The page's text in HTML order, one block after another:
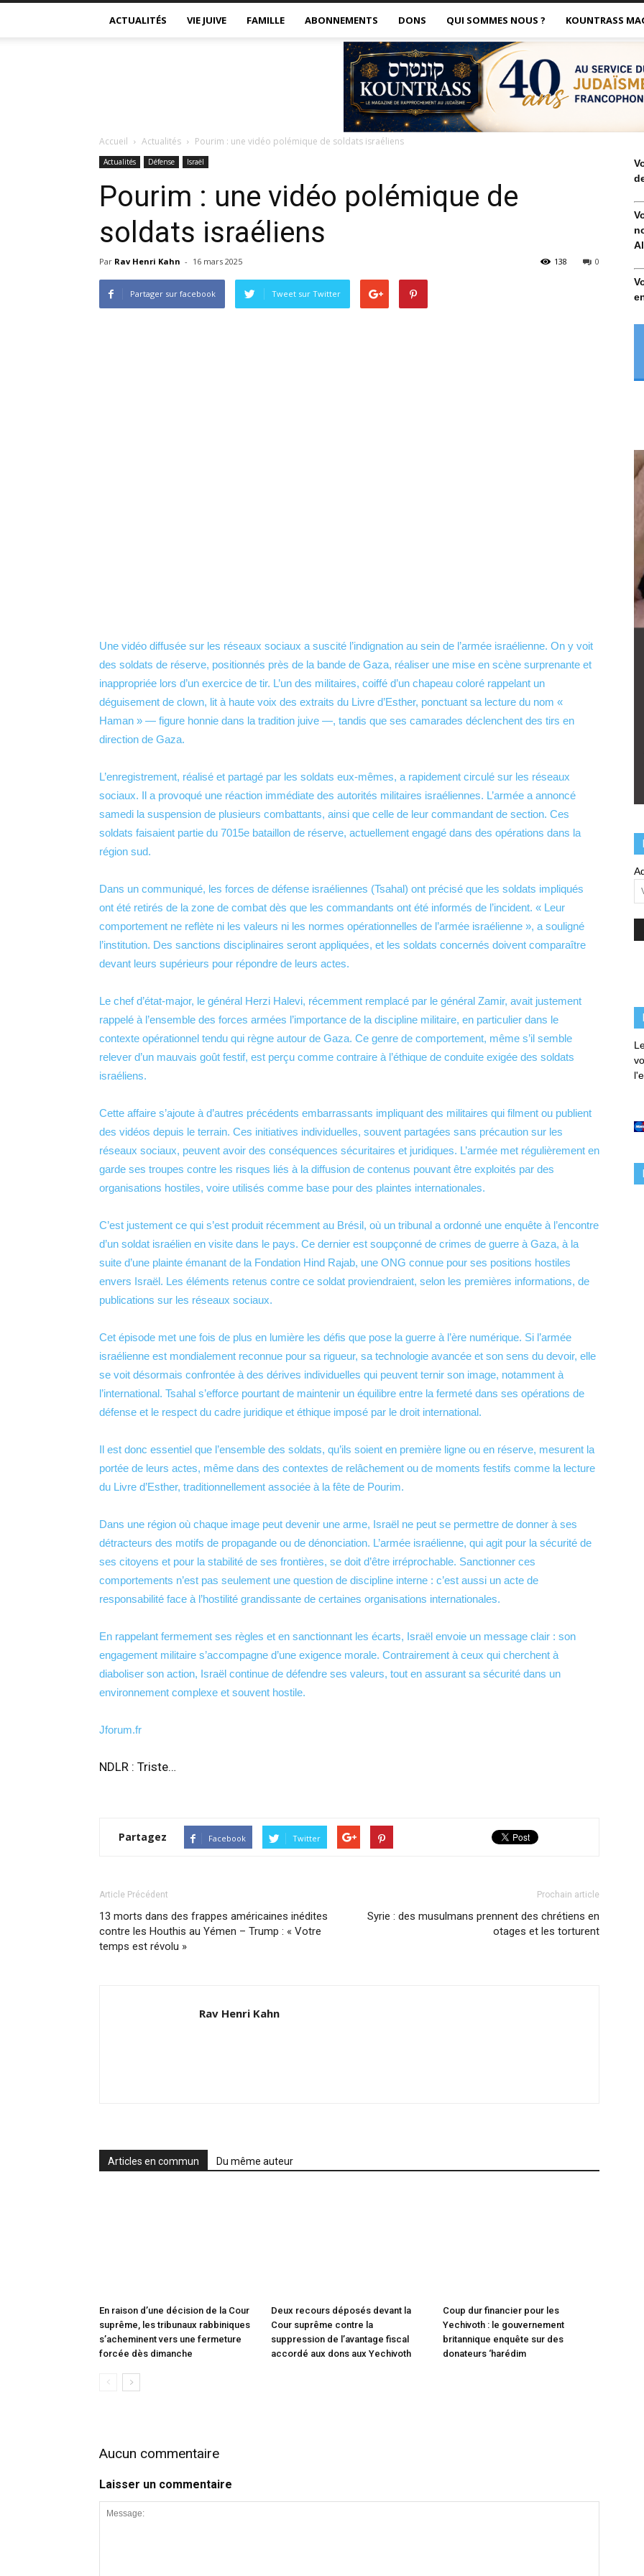
ACTUALITÉS VIE JUIVE FAMILLE ABONNEMENTS DONS QUI SOMMES NOUS ? KOUNTRASS
Accueil Actualités Pourim : une vidéo polémique de soldats israéliens
Actualités Défense Israël
Pourim : une vidéo polémique de
soldats israéliens
Par Rav Henri Kahn - 16 mars 2025 0
138
Partager sur facebook Tweet sur Twitter
Une vidéo diffusée sur les réseaux sociaux a suscité l’indignation au sein de l’armée israélienne. On y voit
des soldats de réserve, positionnés près de la bande de Gaza, réaliser une mise en scène surprenante et
inappropriée lors d’un exercice de tir. L’un des militaires, coiffé d’un chapeau coloré rappelant un
déguisement de clown, lit à haute voix des extraits du Livre d’Esther, ponctuant sa lecture du nom «
Haman » — figure honnie dans la tradition juive —, tandis que ses camarades déclenchent des tirs en
direction de Gaza.
L’enregistrement, réalisé et partagé par les soldats eux-mêmes, a rapidement circulé sur les réseaux
sociaux. Il a provoqué une réaction immédiate des autorités militaires israéliennes. L’armée a annoncé
samedi la suspension de plusieurs combattants, ainsi que celle de leur commandant de section. Ces
soldats faisaient partie du 7015e bataillon de réserve, actuellement engagé dans des opérations dans la
région sud.
Dans un communiqué, les forces de défense israéliennes (Tsahal) ont précisé que les soldats impliqués
ont été retirés de la zone de combat dès que les commandants ont été informés de l’incident. « Leur
comportement ne reflète ni les valeurs ni les normes opérationnelles de l’armée israélienne », a souligné
l’institution. Des sanctions disciplinaires seront appliquées, et les soldats concernés doivent comparaître
devant leurs supérieurs pour répondre de leurs actes.
Le chef d’état-major, le général Herzi Halevi, récemment remplacé par le général Zamir, avait justement
rappelé à l’ensemble des forces armées l’importance de la discipline militaire, en particulier dans le
contexte opérationnel tendu qui règne autour de Gaza. Ce genre de comportement, même s’il semble
relever d’un mauvais goût festif, est perçu comme contraire à l’éthique de conduite exigée des soldats
israéliens.
Cette affaire s’ajoute à d’autres précédents embarrassants impliquant des militaires qui filment ou publient
des vidéos depuis le terrain. Ces initiatives individuelles, souvent partagées sans précaution sur les
réseaux sociaux, peuvent avoir des conséquences sécuritaires et juridiques. L’armée met régulièrement en
garde ses troupes contre les risques liés à la diffusion de contenus pouvant être exploités par des
organisations hostiles, voire utilisés comme base pour des plaintes internationales.
C’est justement ce qui s’est produit récemment au Brésil, où un tribunal a ordonné une enquête à l’encontre
d’un soldat israélien en visite dans le pays. Ce dernier est soupçonné de crimes de guerre à Gaza, à la
suite d’une plainte émanant de la Fondation Hind Rajab, une ONG connue pour ses positions hostiles
envers Israël. Les éléments retenus contre ce soldat proviendraient, selon les premières informations, de
publications sur les réseaux sociaux.
Cet épisode met une fois de plus en lumière les défis que pose la guerre à l’ère numérique. Si l’armée
israélienne est mondialement reconnue pour sa rigueur, sa technologie avancée et son sens du devoir, elle
se voit désormais confrontée à des dérives individuelles qui peuvent ternir son image, notamment à
l’international. Tsahal s’efforce pourtant de maintenir un équilibre entre la fermeté dans ses opérations de
défense et le respect du cadre juridique et éthique imposé par le droit international.
Il est donc essentiel que l’ensemble des soldats, qu’ils soient en première ligne ou en réserve, mesurent la
portée de leurs actes, même dans des contextes de relâchement ou de moments festifs comme la lecture
du Livre d’Esther, traditionnellement associée à la fête de Pourim.
Dans une région où chaque image peut devenir une arme, Israël ne peut se permettre de donner à ses
détracteurs des motifs de propagande ou de dénonciation. L’armée israélienne, qui agit pour la sécurité de
ses citoyens et pour la stabilité de ses frontières, se doit d’être irréprochable. Sanctionner ces
comportements n’est pas seulement une question de discipline interne : c’est aussi un acte de
responsabilité face à l’hostilité grandissante de certaines organisations internationales.
En rappelant fermement ses règles et en sanctionnant les écarts, Israël envoie un message clair : son
engagement militaire s’accompagne d’une exigence morale. Contrairement à ceux qui cherchent à
diaboliser son action, Israël continue de défendre ses valeurs, tout en assurant sa sécurité dans un
environnement complexe et souvent hostile.
Jforum.fr
NDLR : Triste…
Partagez Facebook Twitter
Article Précédent
13 morts dans des frappes américaines inédites
contre les Houthis au Yémen – Trump : « Votre
temps est révolu »
Prochain article
Syrie : des musulmans prennent des chrétiens en
otages et les torturent
Rav Henri Kahn
Articles en commun Du même auteur
En raison d’une décision de la Cour
suprême, les tribunaux rabbiniques
s’acheminent vers une fermeture
forcée dès dimanche
Deux recours déposés devant la
Cour suprême contre la
suppression de l’avantage fiscal
accordé aux dons aux Yechivoth
Coup dur financier pour les
Yechivoth : le gouvernement
britannique enquête sur des
donateurs ‘harédim
Aucun commentaire
Laisser un commentaire